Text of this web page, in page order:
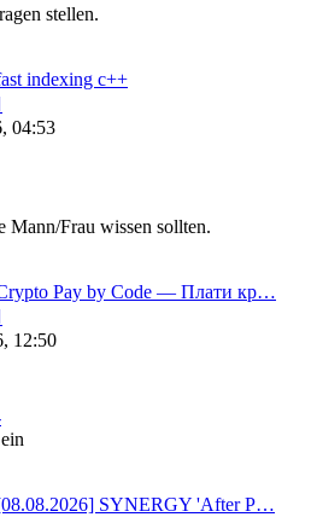
stellen.
indexing c++
Beitrag
04:53
Mann/Frau wissen sollten.
Pay by Code — Плати кр…
Beitrag
12:50
SYNERGY 'After P…